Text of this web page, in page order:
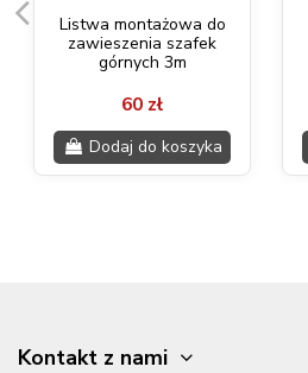
Listwa montażowa do
zawieszenia szafek
górnych 3m
60 zł
Dodaj do koszyka
Kontakt z nami